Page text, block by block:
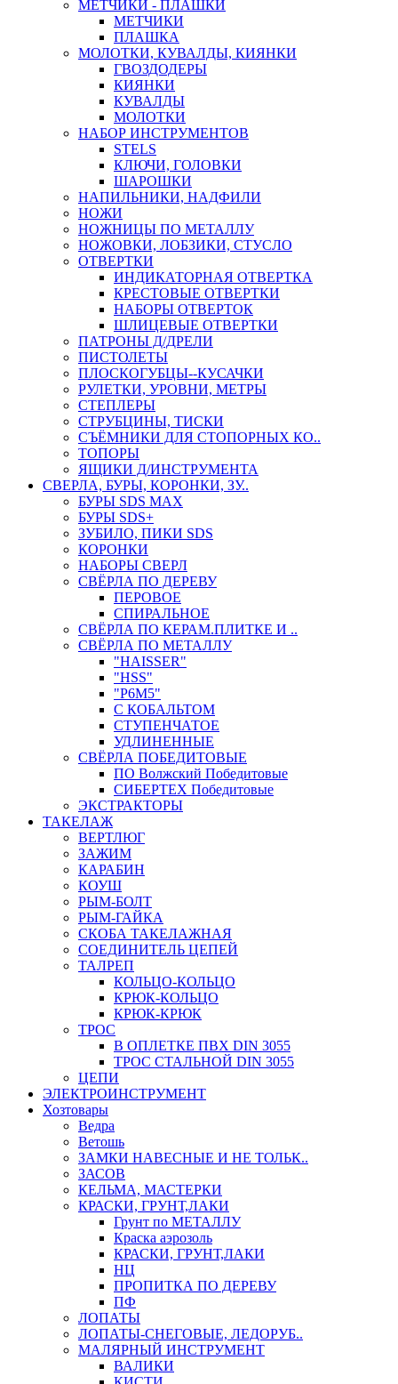
МЕТЧИКИ - ПЛАШКИ
МЕТЧИКИ
ПЛАШКА
МОЛОТКИ, КУВАЛДЫ, КИЯНКИ
ГВОЗДОДЕРЫ
КИЯНКИ
КУВАЛДЫ
МОЛОТКИ
НАБОР ИНСТРУМЕНТОВ
STELS
КЛЮЧИ, ГОЛОВКИ
ШАРОШКИ
НАПИЛЬНИКИ, НАДФИЛИ
НОЖИ
НОЖНИЦЫ ПО МЕТАЛЛУ
НОЖОВКИ, ЛОБЗИКИ, СТУСЛО
ОТВЕРТКИ
ИНДИКАТОРНАЯ ОТВЕРТКА
КРЕСТОВЫЕ ОТВЕРТКИ
НАБОРЫ ОТВЕРТОК
ШЛИЦЕВЫЕ ОТВЕРТКИ
ПАТРОНЫ Д/ДРЕЛИ
ПИСТОЛЕТЫ
ПЛОСКОГУБЦЫ--КУСАЧКИ
РУЛЕТКИ, УРОВНИ, МЕТРЫ
СТЕПЛЕРЫ
СТРУБЦИНЫ, ТИСКИ
СЪЁМНИКИ ДЛЯ СТОПОРНЫХ КО..
ТОПОРЫ
ЯЩИКИ Д/ИНСТРУМЕНТА
СВЕРЛА, БУРЫ, КОРОНКИ, ЗУ..
БУРЫ SDS MAX
БУРЫ SDS+
ЗУБИЛО, ПИКИ SDS
КОРОНКИ
НАБОРЫ СВЕРЛ
СВЁРЛА ПО ДЕРЕВУ
ПЕРОВОЕ
СПИРАЛЬНОЕ
СВЁРЛА ПО КЕРАМ.ПЛИТКЕ И ..
СВЁРЛА ПО МЕТАЛЛУ
"HAISSER"
"HSS"
"Р6М5"
С КОБАЛЬТОМ
СТУПЕНЧАТОЕ
УДЛИНЕННЫЕ
СВЁРЛА ПОБЕДИТОВЫЕ
ПО Волжский Победитовые
СИБЕРТЕХ Победитовые
ЭКСТРАКТОРЫ
ТАКЕЛАЖ
ВЕРТЛЮГ
ЗАЖИМ
КАРАБИН
КОУШ
РЫМ-БОЛТ
РЫМ-ГАЙКА
СКОБА ТАКЕЛАЖНАЯ
СОЕДИНИТЕЛЬ ЦЕПЕЙ
ТАЛРЕП
КОЛЬЦО-КОЛЬЦО
КРЮК-КОЛЬЦО
КРЮК-КРЮК
ТРОС
В ОПЛЕТКЕ ПВХ DIN 3055
ТРОС СТАЛЬНОЙ DIN 3055
ЦЕПИ
ЭЛЕКТРОИНСТРУМЕНТ
Хозтовары
Ведра
Ветошь
ЗАМКИ НАВЕСНЫЕ И НЕ ТОЛЬК..
ЗАСОВ
КЕЛЬМА, МАСТЕРКИ
КРАСКИ, ГРУНТ,ЛАКИ
Грунт по МЕТАЛЛУ
Краска аэрозоль
КРАСКИ, ГРУНТ,ЛАКИ
НЦ
ПРОПИТКА ПО ДЕРЕВУ
ПФ
ЛОПАТЫ
ЛОПАТЫ-СНЕГОВЫЕ, ЛЕДОРУБ..
МАЛЯРНЫЙ ИНСТРУМЕНТ
ВАЛИКИ